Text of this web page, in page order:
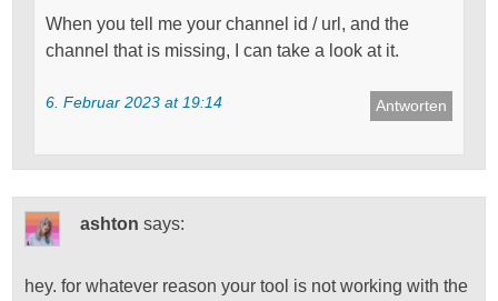
When you tell me your channel id / url, and the
channel that is missing, I can take a look at it.
Antworten
6. Februar 2023 at 19:14
ashton says:
hey. for whatever reason your tool is not working with the